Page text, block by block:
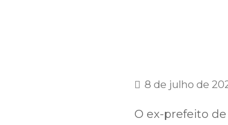
8 de julho de
O ex-prefeito